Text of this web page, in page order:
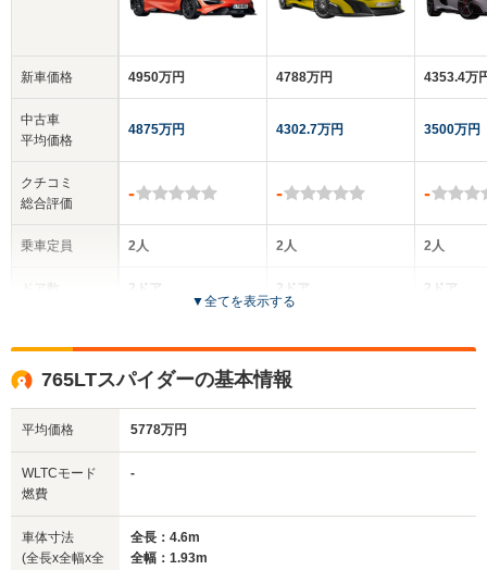
新車価格
中古車
平均価格
クチコミ
総合評価
乗車定員
サイズ
(全長x全幅x全高)
4950万円
4875万円
-
2人
2ドア
全高
4788万円
4302.7万円
-
2人
2ドア
全高
4353.4万
3500万円
-
2人
2ドア
全
▼全てを表示する
765LTスパイダーの基本情報
平均価格 5778万円
WLTCモード
燃費
-
車体寸法
(全長x全幅x全
全長：4.6m
全幅：1.93m